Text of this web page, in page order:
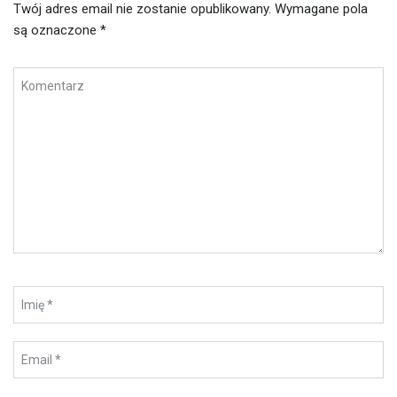
Twój adres email nie zostanie opublikowany. Wymagane pola
są oznaczone *